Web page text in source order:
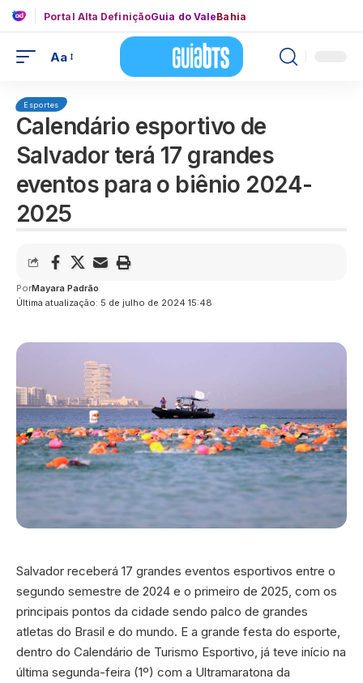
Portal Alta DefiniçãoGuia do ValeBahia
Aa
Esportes
Calendário esportivo de
Salvador terá 17 grandes
eventos para o biênio 2024-
2025
Última atualização: 5 de julho de 2024 15:48
PorMayara Padrão
Salvador receberá 17 grandes eventos esportivos entre o
segundo semestre de 2024 e o primeiro de 2025, com os
principais pontos da cidade sendo palco de grandes
atletas do Brasil e do mundo. E a grande festa do esporte,
dentro do Calendário de Turismo Esportivo, já teve início na
última segunda-feira (1º) com a Ultramaratona da